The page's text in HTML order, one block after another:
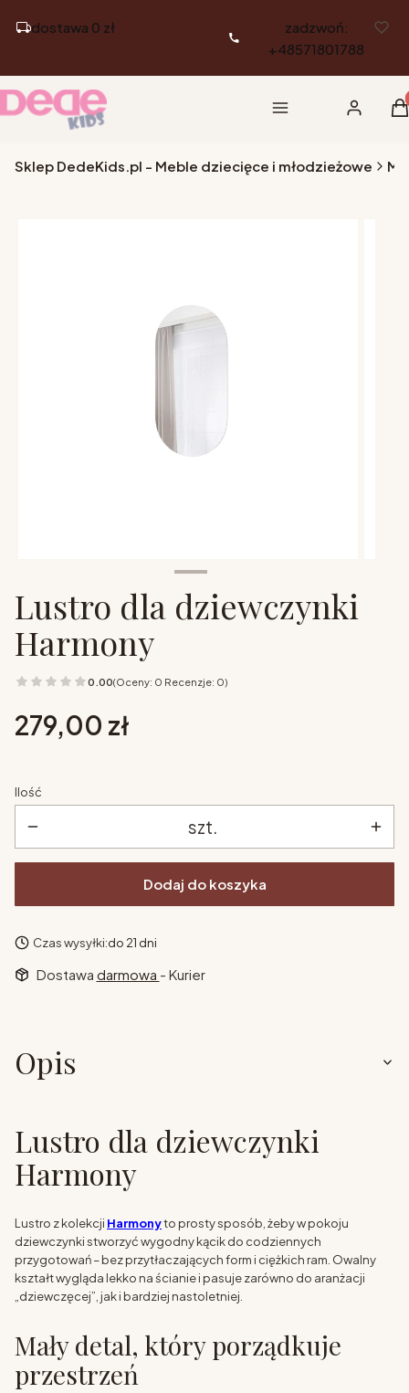
dostawa 0 zł
zadzwoń:
+48571801788
Menu Zaloguj się
Sklep DedeKids.pl - Meble dziecięce i młodzieżowe
Lustro dla dziewczynki
Harmony
0.00(Oceny: 0 Recenzje: 0)
Cena
279,00 zł
Ilość
szt.
Dodaj do koszyka
Czas wysyłki:do 21 dni
Dostawa darmowa - Kurier
Opis
Lustro dla dziewczynki
Harmony
Lustro z kolekcji Harmonyto prosty sposób, żeby w pokoju
dziewczynki stworzyć wygodny kącik do codziennych
przygotowań – bez przytłaczających form i ciężkich ram. Owalny
kształt wygląda lekko na ścianie i pasuje zarówno do aranżacji
„dziewczęcej”, jak i bardziej nastoletniej.
Mały detal, który porządkuje
przestrzeń